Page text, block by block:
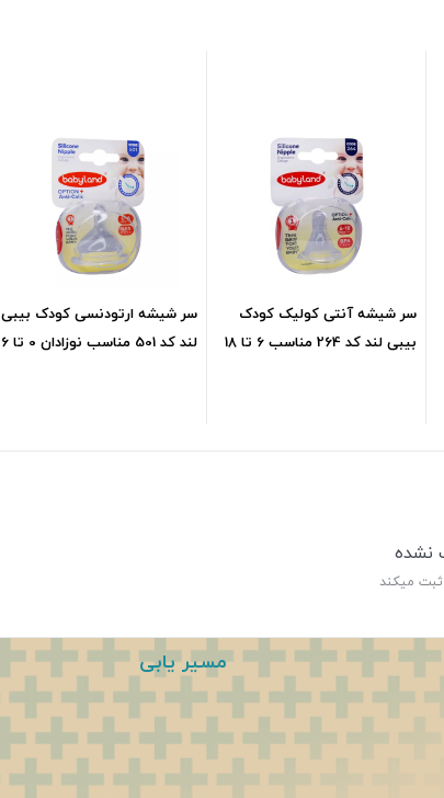
سر شیشه آنتی کولیک کودک
بیبی لند کد 264 مناسب 6 تا 18
سر شیشه ارتودنسی کودک بیبی
لند کد 501 مناسب نوزادان 0 تا 6
نشده
ثبت میکند
مسیر یابی